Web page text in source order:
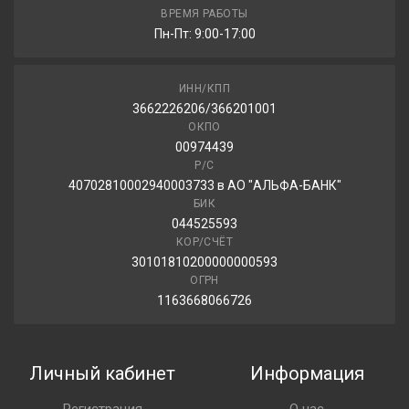
ВРЕМЯ РАБОТЫ
Пн-Пт: 9:00-17:00
ИНН/КПП
3662226206/366201001
ОКПО
00974439
Р/С
40702810002940003733 в АО "АЛЬФА-БАНК"
БИК
044525593
КОР/СЧЁТ
30101810200000000593
ОГРН
1163668066726
Личный кабинет Информация